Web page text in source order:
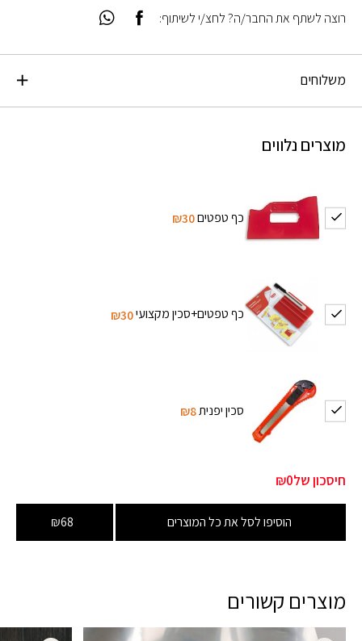
משלוחים
מוצרים נלווים
כף טפטים₪30
כף טפטים+סכין מקצועי₪30
סכין יפנית₪8
חיסכון של₪0
הוסיפו לסל את כל המוצרים ₪68
רוצה לשתף את החבר/ה? לחצ/י לשיתוף:
מוצרים קשורים